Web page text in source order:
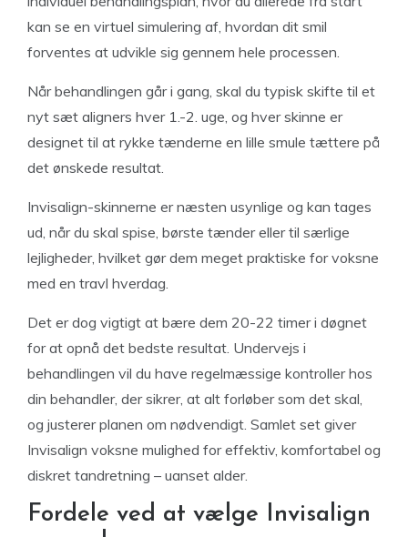
kan se en virtuel simulering af, hvordan dit smil
forventes at udvikle sig gennem hele processen.
Når behandlingen går i gang, skal du typisk skifte til et
nyt sæt aligners hver 1.-2. uge, og hver skinne er
designet til at rykke tænderne en lille smule tættere på
det ønskede resultat.
Invisalign-skinnerne er næsten usynlige og kan tages
ud, når du skal spise, børste tænder eller til særlige
lejligheder, hvilket gør dem meget praktiske for voksne
med en travl hverdag.
Det er dog vigtigt at bære dem 20-22 timer i døgnet
for at opnå det bedste resultat. Undervejs i
behandlingen vil du have regelmæssige kontroller hos
din behandler, der sikrer, at alt forløber som det skal,
og justerer planen om nødvendigt. Samlet set giver
Invisalign voksne mulighed for effektiv, komfortabel og
diskret tandretning – uanset alder.
Fordele ved at vælge Invisalign